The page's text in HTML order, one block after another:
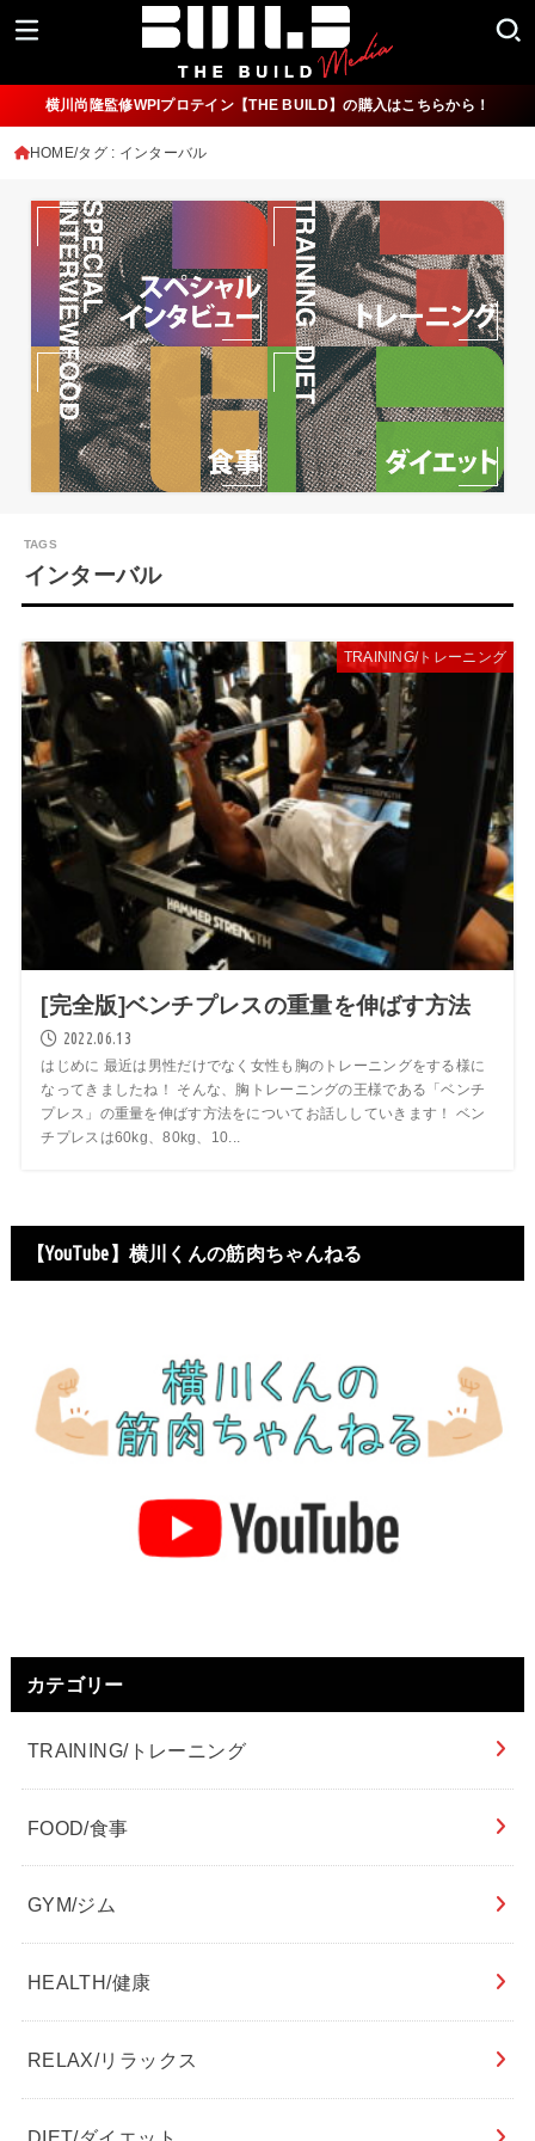
横川尚隆監修WPIプロテイン【THE BUILD】の購入はこちらから！
HOME タグ : インターバル
インターバル
TRAINING/トレーニング
[完全版]ベンチプレスの重量を伸ばす方法
2022.06.13
はじめに 最近は男性だけでなく女性も胸のトレーニングをする様に
なってきましたね！ そんな、胸トレーニングの王様である「ベンチ
プレス」の重量を伸ばす方法をについてお話ししていきます！ ベン
チプレスは60kg、80kg、10...
【YouTube】横川くんの筋肉ちゃんねる
カテゴリー
TRAINING/トレーニング
FOOD/食事
GYM/ジム
HEALTH/健康
RELAX/リラックス